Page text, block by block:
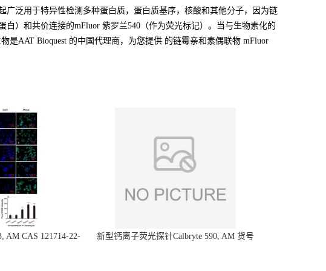
广泛用于特异性检测多种蛋白质，蛋白质基序，核酸和其他分子，因为链
）和共价连接的mFluor 紫罗兰540（作为荧光标记）。当与生物素化的
AAT Bioquest 的中国代理商，为您提供 的链霉亲和素偶联物 mFluor
AM CAS 121714-22-
新型钙离子荧光探针Calbryte 590, AM 货号